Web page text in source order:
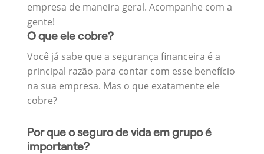
empresa de maneira geral. Acompanhe com a
gente!
O que ele cobre?
Você já sabe que a segurança financeira é a
principal razão para contar com esse benefício
na sua empresa. Mas o que exatamente ele
cobre?
Por que o seguro de vida em grupo é
importante?